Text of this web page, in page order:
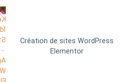
Création de sites WordPress
Elementor